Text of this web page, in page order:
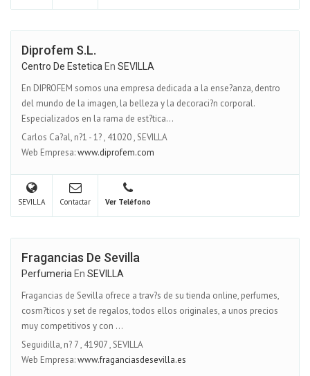
Diprofem S.L.
Centro De Estetica En SEVILLA
En DIPROFEM somos una empresa dedicada a la ense?anza, dentro
del mundo de la imagen, la belleza y la decoraci?n corporal.
Especializados en la rama de est?tica...
Carlos Ca?al, n?1 - 1?, 41020,SEVILLA
Web Empresa:www.diprofem.com
SEVILLA Contactar Ver Teléfono
Fragancias De Sevilla
Perfumeria En SEVILLA
Fragancias de Sevilla ofrece a trav?s de su tienda online, perfumes,
cosm?ticos y set de regalos, todos ellos originales, a unos precios
muy competitivos y con ...
Seguidilla, n? 7, 41907,SEVILLA
Web Empresa:www.fraganciasdesevilla.es